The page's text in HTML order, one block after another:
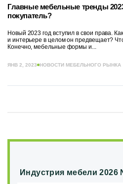
Главные мебельные тренды
покупатель?
Новый 2023 год вступил в свои права.
и интерьере в целом он предвещает?
Конечно, мебельные формы и...
ЯНВ 2, 2023 НОВОСТИ МЕБЕЛЬНОГО РЫНКА
Индустрия мебели 2026